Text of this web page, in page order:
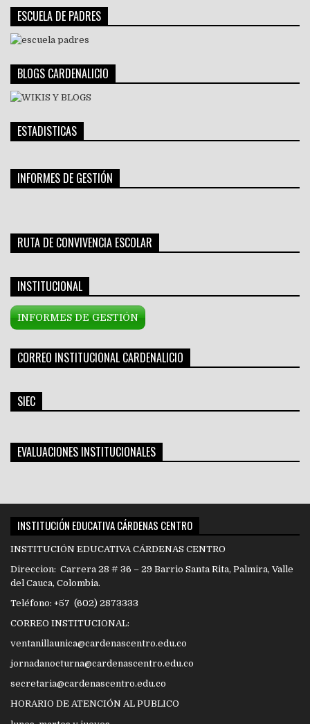
ESCUELA DE PADRES
BLOGS CARDENALICIO
ESTADISTICAS
INFORMES DE GESTIÓN
RUTA DE CONVIVENCIA ESCOLAR
INSTITUCIONAL
INFORMES DE GESTIÓN
CORREO INSTITUCIONAL CARDENALICIO
SIEC
EVALUACIONES INSTITUCIONALES
INSTITUCIÓN EDUCATIVA CÁRDENAS CENTRO
INSTITUCIÓN EDUCATIVA CÁRDENAS CENTRO
Direccion: Carrera 28 # 36 – 29 Barrio Santa Rita, Palmira, Valle
del Cauca, Colombia.
Teléfono: +57 (602) 2873333
CORREO INSTITUCIONAL:
ventanillaunica@cardenascentro.edu.co
jornadanocturna@cardenascentro.edu.co
secretaria@cardenascentro.edu.co
HORARIO DE ATENCIÓN AL PUBLICO